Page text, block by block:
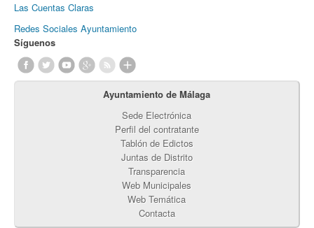
Las Cuentas Claras
Redes Sociales Ayuntamiento
Síguenos
Ayuntamiento de Málaga
Sede Electrónica
Perfil del contratante
Tablón de Edictos
Juntas de Distrito
Transparencia
Web Municipales
Web Temática
Contacta